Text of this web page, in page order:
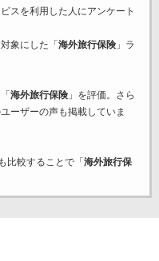
スを利用した 人にアンケート
象にした「 海外旅行保険」ラ
海外旅行保険」を評価。さら
ーザーの声も掲載していま
比較することで「 海外旅行保